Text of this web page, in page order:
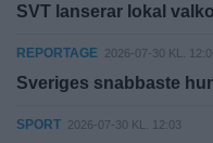
SVT lanserar lokal
REPORTAGE 2026-07-30 KL.
Sveriges snabbaste
SPORT 2026-07-30 KL. 12:03